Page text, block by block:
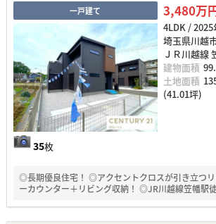
一戸建て
35枚
3,480万
4LDK / 2025
埼玉県川越
ＪＲ川越線
建物面積
土地面積
(41.01坪)
◎長期優良住宅！ ◎アクセントクロスが引き立つ
ーカウンター＋リビング収納！ ◎JR川越線笠幡駅